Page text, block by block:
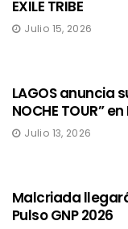
EXILE TRIBE
Julio 15, 2026
LAGOS anuncia
NOCHE TOUR”
Julio 13, 2026
Malcriada
Pulso GNP 2026